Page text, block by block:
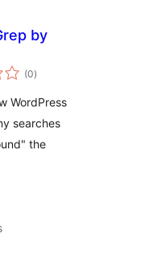
by
(0totaal
waarderingen
)
WordPress
searches
the